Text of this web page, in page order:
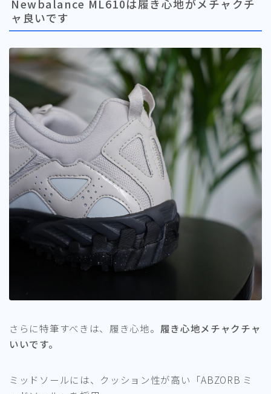
Newbalance ML610は履き心地がメチャクチ
ャ良いです
さらに特筆すべきは、履き心地。 履き心地メチャクチャ
いいです。
ミッドソールには、クッション性が高い「ABZORB ミ